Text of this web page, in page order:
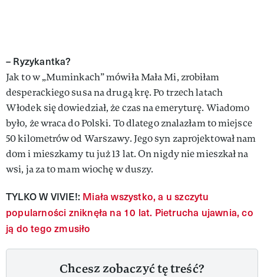
– Ryzykantka?
Jak to w „Muminkach” mówiła Mała Mi, zrobiłam
desperackiego susa na drugą krę. Po trzech latach
Włodek się dowiedział, że czas na emeryturę. Wiadomo
było, że wraca do Polski. To dlatego znalazłam to miejsce
50 kilometrów od Warszawy. Jego syn zaprojektował nam
dom i mieszkamy tu już 13 lat. On nigdy nie mieszkał na
wsi, ja za to mam wiochę w duszy.
TYLKO W VIVIE!: Miała wszystko, a u szczytu
popularności zniknęła na 10 lat. Pietrucha ujawnia, co
ją do tego zmusiło
Chcesz zobaczyć tę treść?